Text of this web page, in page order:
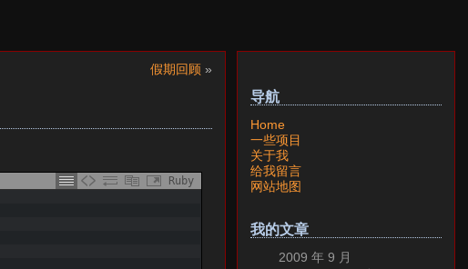
假期回顾 »
Ruby
导航
Home
一些项目
关于我
给我留言
网站地图
我的文章
2009 年 9 月